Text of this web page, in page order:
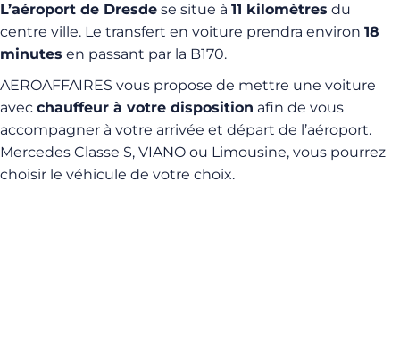
L’aéroport de Dresde se situe à 11 kilomètres du
centre ville. Le transfert en voiture prendra environ 18
minutes en passant par la B170.
AEROAFFAIRES vous propose de mettre une voiture
avec chauffeur à votre disposition afin de vous
accompagner à votre arrivée et départ de l’aéroport.
Mercedes Classe S, VIANO ou Limousine, vous pourrez
choisir le véhicule de votre choix.